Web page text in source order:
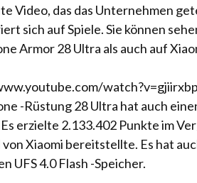
Video, das das Unternehmen
sich auf Spiele. Sie können
Armor 28 Ultra als auch auf
-Rüstung 28 Ultra hat auch
erzielte 2.133.402 Punkte im
Xiaomi bereitstellte. Es hat
UFS 4.0 Flash -Speicher.